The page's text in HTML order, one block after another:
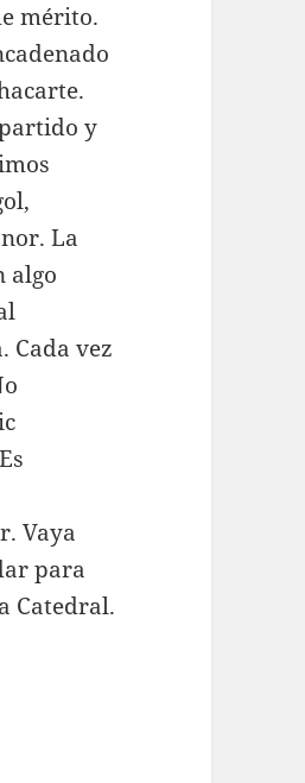
mérito.
y
La
algo
Cada vez
Vaya
para
Catedral.